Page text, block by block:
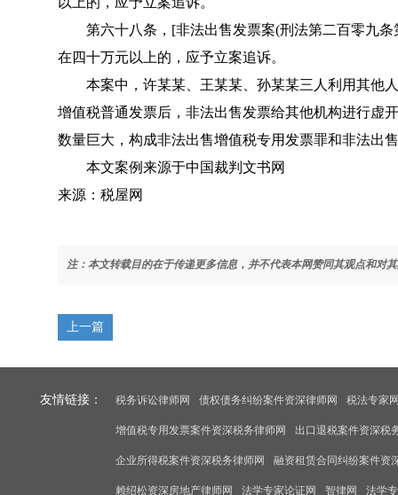
第六十八条，[非法出售发票案(刑法第二百零九条
在四十万元以上的，应予立案追诉。
本案中，许某某、王某某、孙某某三人利用其他
增值税普通发票后，非法出售发票给其他机构进行虚
数量巨大，构成非法出售增值税专用发票罪和非法出
本文案例来源于中国裁判文书网
来源：税屋网
注：本文转载目的在于传递更多信息，并不代表本网赞同其观点和对
上一篇
友情链接： 税务诉讼律师网 债权债务纠纷案件资深律师网 税法专家
增值税专用发票案件资深税务律师网 出口退税案件资深税
企业所得税案件资深税务律师网 融资租赁合同纠纷案件资
赖绍松资深房地产律师网 法学专家论证网 智律网 法学